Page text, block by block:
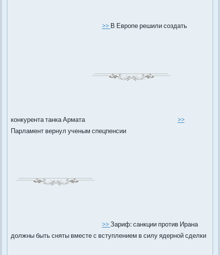
>>В Европе решили создать
конкурента танка Армата
>>
Парламент вернул ученым спецпенсии
>>Зариф: санкции против Ирана
должны быть сняты вместе с вступлением в силу ядерной сделки